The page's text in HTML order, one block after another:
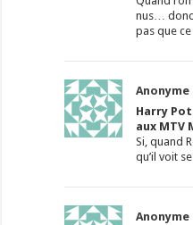
nus… donc
pas que
Anonyme
Harry
aux MTV
Si, quand
qu’il voit
Anonyme